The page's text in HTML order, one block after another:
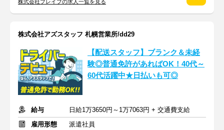
株式会社ブレイブの求人一覧を見る
株式会社アズスタッフ 札幌営業所/dd29
【配送スタッフ】ブランク＆未経
験◎普通免許があればOK！40代～
60代活躍中★日払いも可◎
給与
日給1万3650円～1万7063円 + 交通費支給
雇用形態
派遣社員